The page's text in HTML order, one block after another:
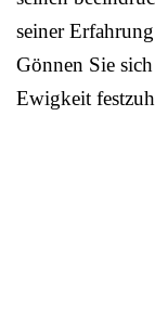
seiner
Gönnen Sie
Ewigkeit